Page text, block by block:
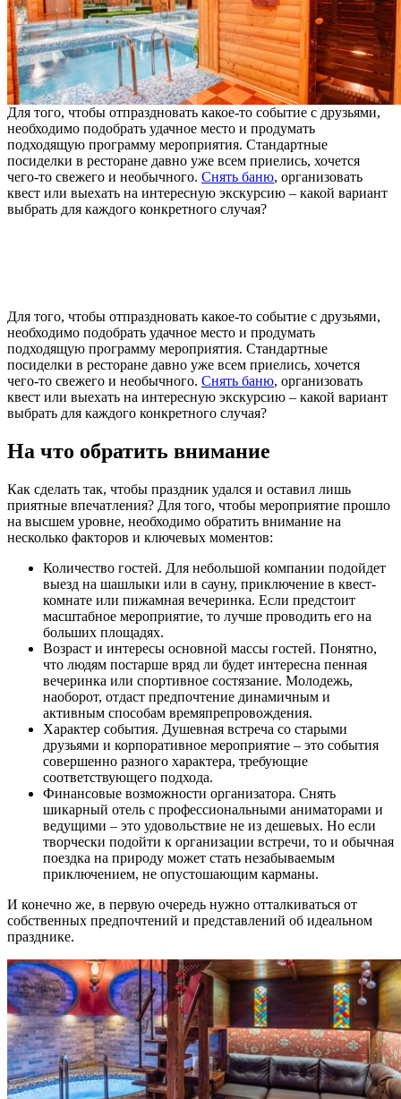
Для того, чтобы отпраздновать какое-то событие с друзьями,
необходимо подобрать удачное место и продумать
подходящую программу мероприятия. Стандартные
посиделки в ресторане давно уже всем приелись, хочется
чего-то свежего и необычного. Снять баню, организовать
квест или выехать на интересную экскурсию – какой вариант
выбрать для каждого конкретного случая?
Для того, чтобы отпраздновать какое-то событие с друзьями,
необходимо подобрать удачное место и продумать
подходящую программу мероприятия. Стандартные
посиделки в ресторане давно уже всем приелись, хочется
чего-то свежего и необычного. Снять баню, организовать
квест или выехать на интересную экскурсию – какой вариант
выбрать для каждого конкретного случая?
На что обратить внимание
Как сделать так, чтобы праздник удался и оставил лишь
приятные впечатления? Для того, чтобы мероприятие прошло
на высшем уровне, необходимо обратить внимание на
несколько факторов и ключевых моментов:
Количество гостей. Для небольшой компании подойдет
выезд на шашлыки или в сауну, приключение в квест-
комнате или пижамная вечеринка. Если предстоит
масштабное мероприятие, то лучше проводить его на
больших площадях.
Возраст и интересы основной массы гостей. Понятно,
что людям постарше вряд ли будет интересна пенная
вечеринка или спортивное состязание. Молодежь,
наоборот, отдаст предпочтение динамичным и
активным способам времяпрепровождения.
Характер события. Душевная встреча со старыми
друзьями и корпоративное мероприятие – это события
совершенно разного характера, требующие
соответствующего подхода.
Финансовые возможности организатора. Снять
шикарный отель с профессиональными аниматорами и
ведущими – это удовольствие не из дешевых. Но если
творчески подойти к организации встречи, то и обычная
поездка на природу может стать незабываемым
приключением, не опустошающим карманы.
И конечно же, в первую очередь нужно отталкиваться от
собственных предпочтений и представлений об идеальном
празднике.